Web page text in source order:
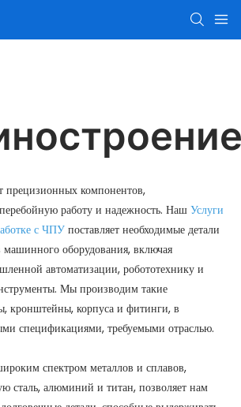
прецизионных компонентов,
работу и надежность. Наш Услуги
с ЧПУ поставляет необходимые детали
оборудования, включая
автоматизации, робототехнику и
Мы производим такие
кронштейны, корпуса и фитинги, в
спецификациями, требуемыми отраслью.
спектром металлов и сплавов,
сталь, алюминий и титан, позволяет нам